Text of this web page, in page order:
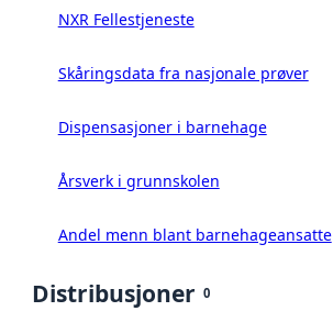
NXR Fellestjeneste
Skåringsdata fra nasjonale prøver
Dispensasjoner i barnehage
Årsverk i grunnskolen
Andel menn blant barnehageansatte
Distribusjoner 0